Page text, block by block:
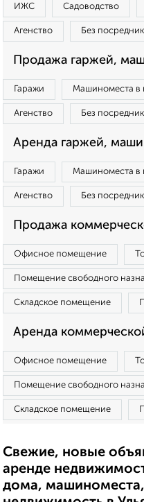
ИЖС Садоводство
Агенство Без
Продажа гаржей,
Гаражи Машиноместа в
Агенство Без
Аренда гаржей,
Гаражи Машиноместа в
Агенство Без
Продажа
Офисное помещение
Помещение свободного
Складское помещение
Аренда
Офисное помещение
Помещение свободного
Складское помещение
Свежие, новые
аренде
дома,